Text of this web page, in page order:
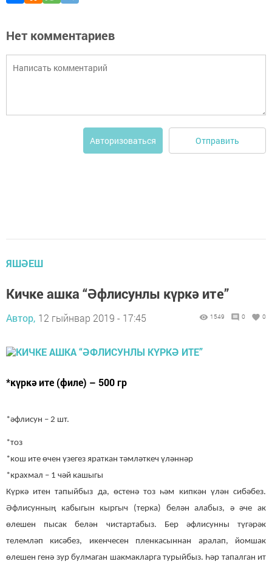
Нет комментариев
Авторизоваться Отправить
ЯШӘЕШ
Кичке ашка “Әфлисунлы күркә ите”
Автор, 12 гыйнвар 2019 - 17:45 1549 0 0
​​​​​​​*күркә ите (филе) – 500 гр
*әфлисун – 2 шт.
*тоз
*кош ите өчен үзегез яраткан тәмләткеч үләннәр
*крахмал – 1 чәй кашыгы
Күркә итен тапыйбыз да, өстенә тоз һәм кипкән үлән сибәбез.
Әфлисунның кабыгын кыргыч (терка) белән алабыз, ә әче ак
өлешен пысак белән чистартабыз. Бер әфлисунны түгәрәк
телемләп кисәбез, икенчесен пленкасыннан аралап, йомшак
өлешен генә зур булмаган шакмакларга турыйбыз. Һәр тапалган ит